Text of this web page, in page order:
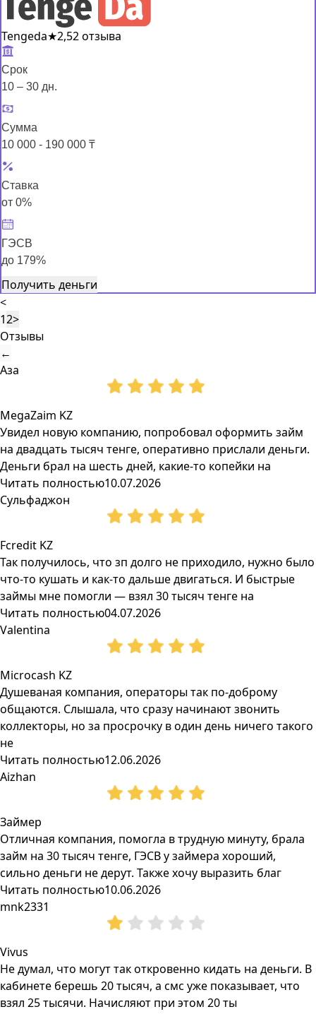
Tengeda★2,52 отзыва
Срок
10 – 30 дн.
Сумма
10 000 - 190 000 ₸
Ставка
от 0%
ГЭСВ
до 179%
Получить деньги
<
12>
Отзывы
←
Аза
MegaZaim KZ
Увидел новую компанию, попробовал оформить займ
на двадцать тысяч тенге, оперативно прислали деньги.
Деньги брал на шесть дней, какие-то копейки на
Читать полностью10.07.2026
Сульфаджон
Fcredit KZ
Так получилось, что зп долго не приходило, нужно было
что-то кушать и как-то дальше двигаться. И быстрые
займы мне помогли — взял 30 тысяч тенге на
Читать полностью04.07.2026
Valentina
Microcash KZ
Душеваная компания, операторы так по-доброму
общаются. Слышала, что сразу начинают звонить
коллекторы, но за просрочку в один день ничего такого
не
Читать полностью12.06.2026
Aizhan
Займер
Отличная компания, помогла в трудную минуту, брала
займ на 30 тысяч тенге, ГЭСВ у займера хороший,
сильно деньги не дерут. Также хочу выразить благ
Читать полностью10.06.2026
mnk2331
Vivus
Не думал, что могут так откровенно кидать на деньги. В
кабинете берешь 20 тысяч, а смс уже показывает, что
взял 25 тысячи. Начисляют при этом 20 ты